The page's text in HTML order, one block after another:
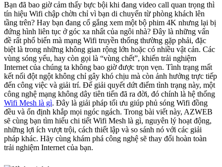
Bạn đã bao giờ cảm thấy bực bội khi đang video call quan trọng thì
tín hiệu Wifi chập chờn chỉ vì bạn di chuyển từ phòng khách lên
tầng trên? Hay bạn đang cố gắng xem một bộ phim 4K nhưng lại bị
đứng hình liên tục ở góc xa nhất của ngôi nhà? Đây là những vấn
đề rất phổ biến mà mạng Wifi truyền thống thường gặp phải, đặc
biệt là trong những không gian rộng lớn hoặc có nhiều vật cản. Các
vùng sóng yếu, hay còn gọi là “vùng chết”, khiến trải nghiệm
Internet của chúng ta không bao giờ được trọn vẹn. Tình trạng mất
kết nối đột ngột không chỉ gây khó chịu mà còn ảnh hưởng trực tiếp
đến công việc và giải trí. Để giải quyết dứt điểm tình trạng này, một
công nghệ mạng không dây tiên tiến đã ra đời, đó chính là hệ thống
Wifi Mesh là gì. Đây là giải pháp tối ưu giúp phủ sóng Wifi đồng
đều và ổn định khắp mọi ngóc ngách. Trong bài viết này, AZWEB
sẽ cùng bạn tìm hiểu chi tiết Wifi Mesh là gì, nguyên lý hoạt động,
những lợi ích vượt trội, cách thiết lập và so sánh nó với các giải
pháp khác. Hãy cùng khám phá công nghệ sẽ thay đổi hoàn toàn
trải nghiệm Internet của bạn.